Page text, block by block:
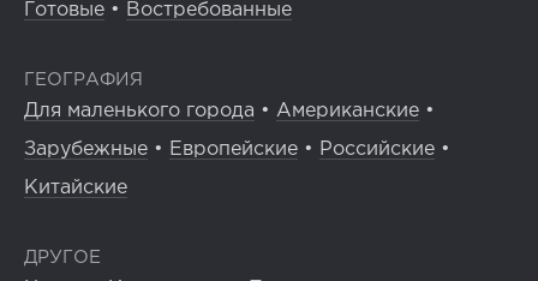
Готовые • Востребованные
ГЕОГРАФИЯ
Для маленького города • Американские •
Зарубежные • Европейские • Российские •
Китайские
ДРУГОЕ